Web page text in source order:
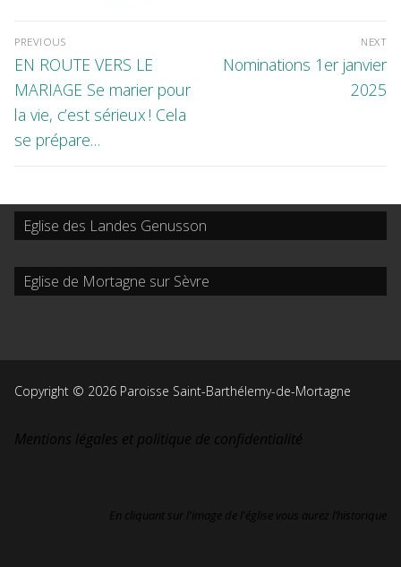
de
l’article
PREVIOUS
Previous
post:
EN ROUTE VERS LE
MARIAGE Se marier pour
la vie, c’est sérieux ! Cela
se prépare…
NEXT
Next
Nominations 1er janvier
2025
Eglise des Landes Genusson
Eglise de Mortagne sur Sèvre
Copyright © 2026 Paroisse Saint-Barthélemy-de-Mortagne
Mentions légales et politique de confidentialité
En cliquant sur l'image de l'église vous aurez l’historique